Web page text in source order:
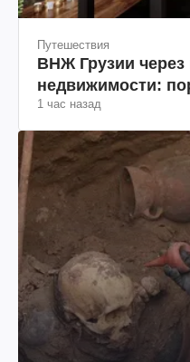
Путешествия
ВНЖ Грузии через
недвижимости:
1 час назад